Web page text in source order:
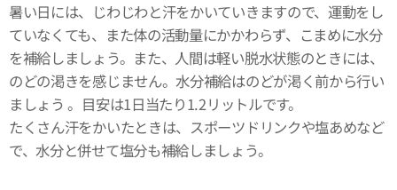
暑い日には、じわじわと汗をかいていきますので、運動をし
ていなくても、また体の活動量にかかわらず、こまめに水分
を補給しましょう。また、人間は軽い脱水状態のときには、
のどの渇きを感じません。水分補給はのどが渇く前から行い
ましょう 。目安は1日当たり1.2リットルです。
たくさん汗をかいたときは、スポーツドリンクや塩あめなど
で、水分と併せて塩分も補給しましょう。